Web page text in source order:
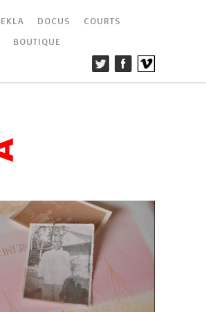
EKLA DOCUS
COURTS
BOUTIQUE